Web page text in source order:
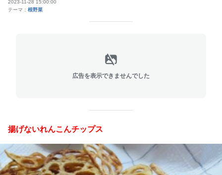
2023-11-28 15:00:00
テーマ： 根野菜
広告を表示できませんでした
揚げないれんこんチップス